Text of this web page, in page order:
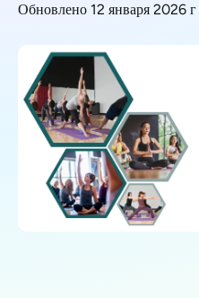
Обновлено 12 января 2026 г